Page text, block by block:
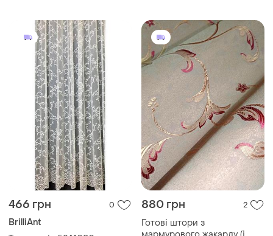
466 грн 0
BrilliAnt
880 грн 2
Готові штори з